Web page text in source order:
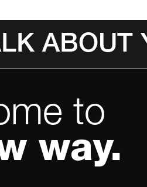
ABOUT
to
way.